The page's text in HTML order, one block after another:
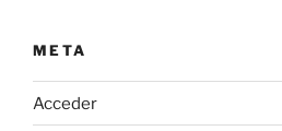
META
Acceder